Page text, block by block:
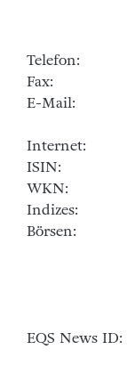
Telefon:
Fax:
E-Mail:
Internet:
ISIN:
WKN:
Indizes:
Börsen:
EQS News ID: